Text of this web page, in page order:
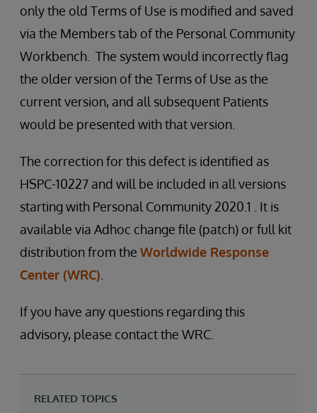
only the old Terms of Use is modified and saved
via the Members tab of the Personal Community
Workbench. The system would incorrectly flag
the older version of the Terms of Use as the
current version, and all subsequent Patients
would be presented with that version.
The correction for this defect is identified as
HSPC-10227 and will be included in all versions
starting with Personal Community 2020.1 . It is
available via Adhoc change file (patch) or full kit
distribution from the Worldwide Response
Center (WRC)
If you have any questions regarding this
advisory, please contact the WRC.
RELATED TOPICS